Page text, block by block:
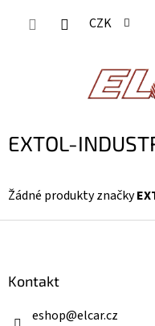
CZK
EXTOL-
Žádné produkty značky
Kontakt
eshop@elcar.cz